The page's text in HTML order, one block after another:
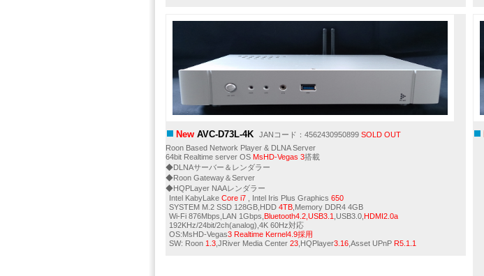
New AVC-D73L-4K JANコード：4562430950899 SOLD OUT
Roon Based Network Player & DLNA Server
64bit Realtime server OS MsHD-Vegas 3搭載
◆DLNAサーバー＆レンダラー
◆Roon Gateway＆Server
◆HQPLayer NAAレンダラー
Intel KabyLake Core i7 , Intel Iris Plus Graphics 650
SYSTEM M.2 SSD 128GB,HDD 4TB ,Memory DDR4 4GB
Wi-Fi 876Mbps,LAN 1Gbps, Bluetooth4.2,USB3.1 ,USB3.0, HDMI2.0a
192KHz/24bit/2ch(analog),4K 60Hz対応
OS:MsHD-Vegas3 Realtime Kernel4.9採用
SW: Roon 1.3 ,JRiver Media Center 23 ,HQPlayer3.16 ,Asset UPnP R5.1.1